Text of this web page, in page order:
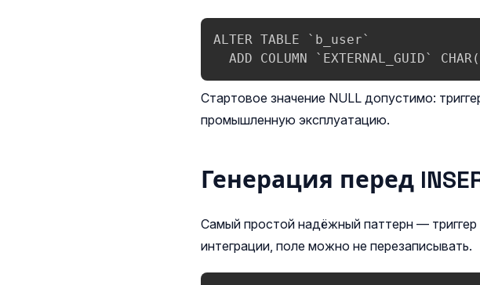
ALTER TABLE `b_user`
ADD COLUMN `EXTERNAL_GUID`
Стартовое значение NULL допустимо:
промышленную эксплуатацию.
Генерация перед
Самый простой надёжный паттерн —
интеграции, поле можно не перезаписывать.